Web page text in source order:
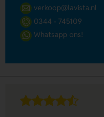
verkoop@lavista.nl
0344 - 745109
Whatsapp ons!